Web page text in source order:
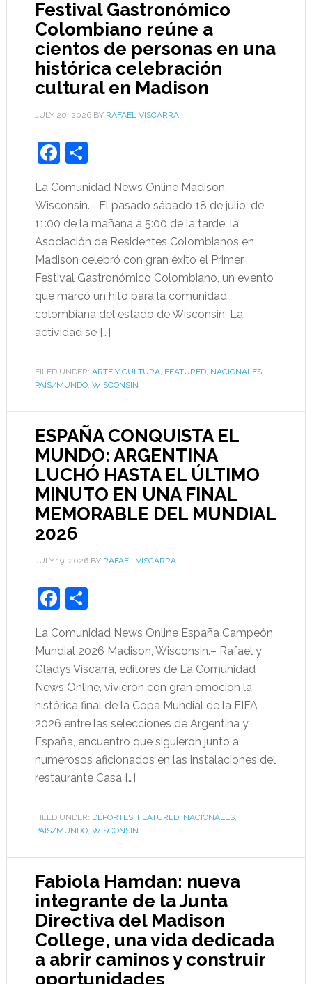
Festival Gastronómico
Colombiano reúne a
cientos de personas en una
histórica celebración
cultural en Madison
JULY 20, 2026BY RAFAEL VISCARRA
Facebook
Share
La Comunidad News Online Madison,
Wisconsin.– El pasado sábado 18 de julio, de
11:00 de la mañana a 5:00 de la tarde, la
Asociación de Residentes Colombianos en
Madison celebró con gran éxito el Primer
Festival Gastronómico Colombiano, un evento
que marcó un hito para la comunidad
colombiana del estado de Wisconsin. La
actividad se […]
FILED UNDER: ARTE Y CULTURA, FEATURED, NACIONALES,
PAÍS/MUNDO, WISCONSIN
ESPAÑA CONQUISTA EL
MUNDO: ARGENTINA
LUCHÓ HASTA EL ÚLTIMO
MINUTO EN UNA FINAL
MEMORABLE DEL MUNDIAL
2026
JULY 19, 2026BY RAFAEL VISCARRA
Facebook
Share
La Comunidad News Online España Campeón
Mundial 2026 Madison, Wisconsin.– Rafael y
Gladys Viscarra, editores de La Comunidad
News Online, vivieron con gran emoción la
histórica final de la Copa Mundial de la FIFA
2026 entre las selecciones de Argentina y
España, encuentro que siguieron junto a
numerosos aficionados en las instalaciones del
restaurante Casa […]
FILED UNDER: DEPORTES, FEATURED, NACIONALES,
PAÍS/MUNDO, WISCONSIN
Fabiola Hamdan: nueva
integrante de la Junta
Directiva del Madison
College, una vida dedicada
a abrir caminos y construir
oportunidades